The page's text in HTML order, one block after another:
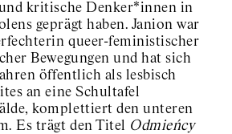
kritische Denker*innen in
geprägt haben. Janion war
queer-feministischer
Bewegungen und hat sich
öffentlich als lesbisch
an eine Schultafel
komplettiert den unteren
Es trägt den Titel Odmieńcy